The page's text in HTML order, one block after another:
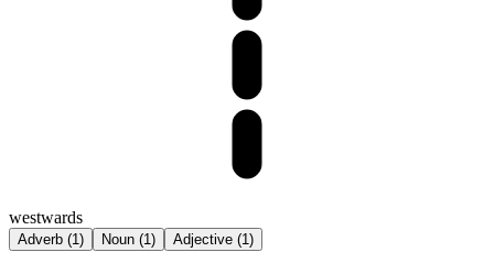
westwards
Adverb (1) Noun (1) Adjective (1)